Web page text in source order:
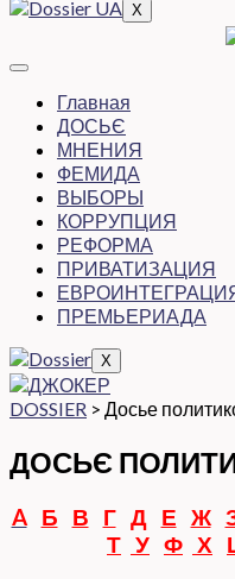
X
Главная
ДОСЬЄ
МНЕНИЯ
ФЕМИДА
ВЫБОРЫ
КОРРУПЦИЯ
РЕФОРМА
ПРИВАТИЗАЦИЯ
ПРЕМЬЕРИАДА
X
DOSSIER > Досье
ДОСЬЄ
A Б В Г Д Е Ж
Т У Ф Х